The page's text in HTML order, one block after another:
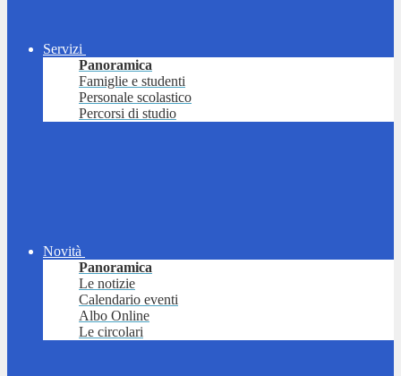
Servizi
Panoramica
Famiglie e studenti
Personale scolastico
Percorsi di studio
Novità
Panoramica
Le notizie
Calendario eventi
Albo Online
Le circolari